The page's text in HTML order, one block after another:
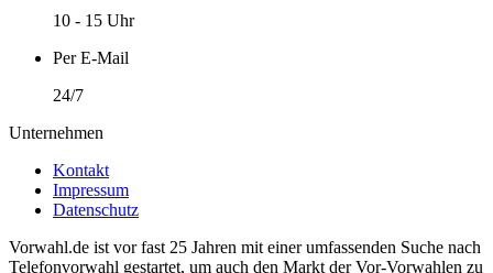
10 - 15 Uhr
Per E-Mail
24/7
Unternehmen
Kontakt
Impressum
Datenschutz
Vorwahl.de ist vor fast 25 Jahren mit einer umfassenden Suche nach
Telefonvorwahl gestartet, um auch den Markt der Vor-Vorwahlen zu